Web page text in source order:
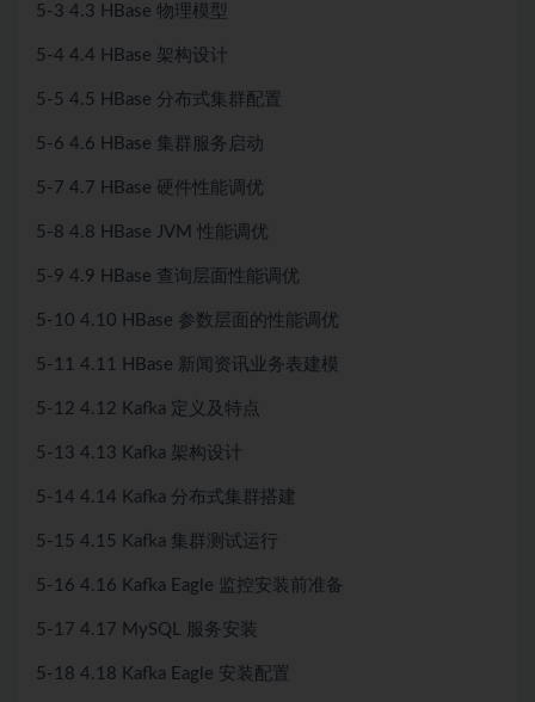
5-3 4.3 HBase 物理模型
5-4 4.4 HBase 架构设计
5-5 4.5 HBase 分布式集群配置
5-6 4.6 HBase 集群服务启动
5-7 4.7 HBase 硬件性能调优
5-8 4.8 HBase JVM 性能调优
5-9 4.9 HBase 查询层面性能调优
5-10 4.10 HBase 参数层面的性能调优
5-11 4.11 HBase 新闻资讯业务表建模
5-12 4.12 Kafka 定义及特点
5-13 4.13 Kafka 架构设计
5-14 4.14 Kafka 分布式集群搭建
5-15 4.15 Kafka 集群测试运行
5-16 4.16 Kafka Eagle 监控安装前准备
5-17 4.17 MySQL 服务安装
5-18 4.18 Kafka Eagle 安装配置